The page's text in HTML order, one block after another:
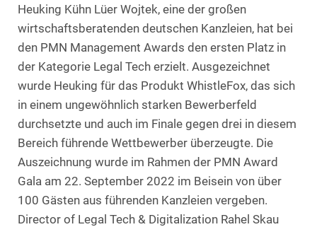
Heuking Kühn Lüer Wojtek, eine der großen
wirtschaftsberatenden deutschen Kanzleien, hat bei
den PMN Management Awards den ersten Platz in
der Kategorie Legal Tech erzielt. Ausgezeichnet
wurde Heuking für das Produkt WhistleFox, das sich
in einem ungewöhnlich starken Bewerberfeld
durchsetzte und auch im Finale gegen drei in diesem
Bereich führende Wettbewerber überzeugte. Die
Auszeichnung wurde im Rahmen der PMN Award
Gala am 22. September 2022 im Beisein von über
100 Gästen aus führenden Kanzleien vergeben.
Director of Legal Tech & Digitalization Rahel Skau